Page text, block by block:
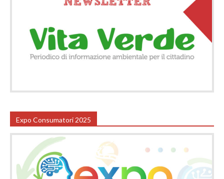
Expo Consumatori 2025